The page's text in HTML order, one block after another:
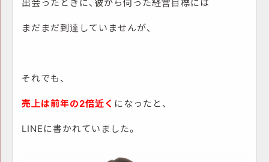
まだまだ到達していませんが、
それでも、
売上は前年の2倍近く になったと、
LINEに書かれていました。